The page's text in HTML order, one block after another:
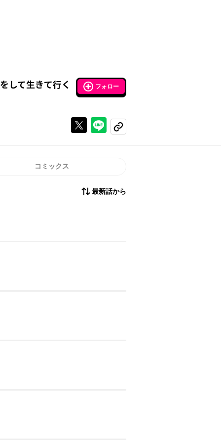
して生きて行く フォロー
Xで投稿するラインでシェアする
コピーする
コミックス
最新話から